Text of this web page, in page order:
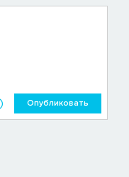
Опубликовать